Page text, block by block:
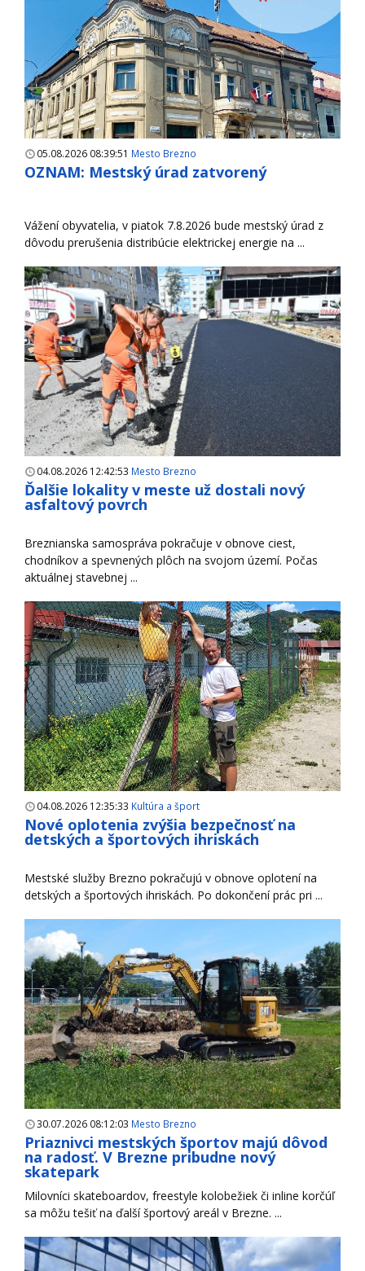
05.08.2026 08:39:51 Mesto Brezno
OZNAM: Mestský úrad zatvorený
Vážení obyvatelia, v piatok 7.8.2026 bude mestský úrad z
dôvodu prerušenia distribúcie elektrickej energie na ...
04.08.2026 12:42:53 Mesto Brezno
Ďalšie lokality v meste už dostali nový
asfaltový povrch
Breznianska samospráva pokračuje v obnove ciest,
chodníkov a spevnených plôch na svojom území. Počas
aktuálnej stavebnej ...
04.08.2026 12:35:33 Kultúra a šport
Nové oplotenia zvýšia bezpečnosť na
detských a športových ihriskách
Mestské služby Brezno pokračujú v obnove oplotení na
detských a športových ihriskách. Po dokončení prác pri ...
30.07.2026 08:12:03 Mesto Brezno
Priaznivci mestských športov majú dôvod
na radosť. V Brezne pribudne nový
skatepark
Milovníci skateboardov, freestyle kolobežiek či inline korčúľ
sa môžu tešiť na ďalší športový areál v Brezne. ...